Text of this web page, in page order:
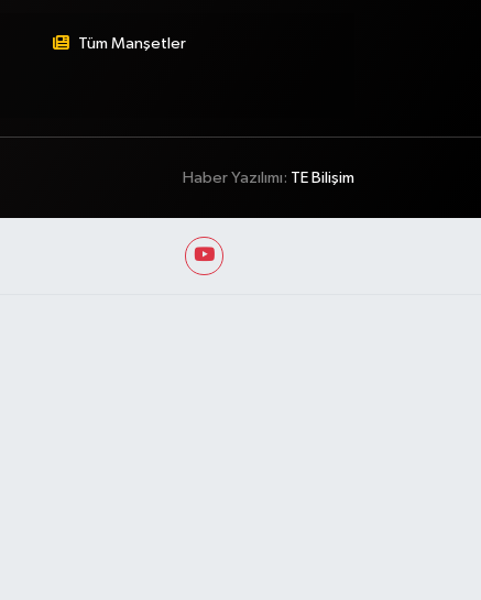
Tüm Manşetler
Haber Yazılımı: TE Bilişim